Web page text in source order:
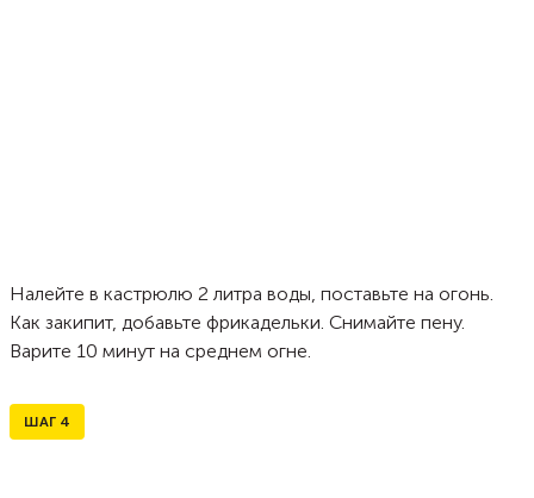
Налейте в кастрюлю 2 литра воды, поставьте на огонь.
Как закипит, добавьте фрикадельки. Снимайте пену.
Варите 10 минут на среднем огне.
ШАГ 4